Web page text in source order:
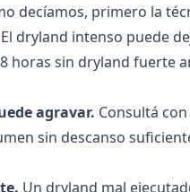
decíamos, primero la
El dryland intenso puede
horas sin dryland fuerte
agravar. Consultá
sin descanso
Un dryland mal